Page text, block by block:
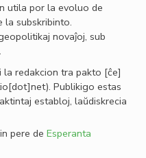
utila por la evoluo de
la subskribinto.
novaĵoj, sub
la redakcion tra pakto [ĉe]
. Publikigo estas
establoj, laŭdiskrecia
pere de Esperanta